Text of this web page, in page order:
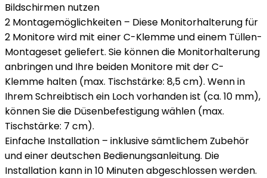
Bildschirmen nutzen
2 Montagemöglichkeiten – Diese Monitorhalterung für
2 Monitore wird mit einer C-Klemme und einem Tüllen-
Montageset geliefert. Sie können die Monitorhalterung
anbringen und Ihre beiden Monitore mit der C-
Klemme halten (max. Tischstärke: 8,5 cm). Wenn in
Ihrem Schreibtisch ein Loch vorhanden ist (ca. 10 mm),
können Sie die Düsenbefestigung wählen (max.
Tischstärke: 7 cm).
Einfache Installation – inklusive sämtlichem Zubehör
und einer deutschen Bedienungsanleitung. Die
Installation kann in 10 Minuten abgeschlossen werden.